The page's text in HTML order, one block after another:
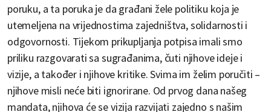
poruku, a ta poruka je da građani žele politiku koja je
utemeljena na vrijednostima zajedništva, solidarnosti i
odgovornosti. Tijekom prikupljanja potpisa imali smo
priliku razgovarati sa sugrađanima, čuti njihove ideje i
vizije, a također i njihove kritike. Svima im želim poručiti –
njihove misli neće biti ignorirane. Od prvog dana našeg
mandata, njihova će se vizija razvijati zajedno s našim